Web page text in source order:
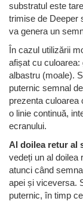
substratul este
trimise de Deeper
va genera un
În cazul utilizării
afișat cu
albastru (moale).
puternic semnal
prezenta culoarea
o linie continuă,
ecranului.
Al doilea retur al
vedeți un al doilea
atunci când
apei și viceversa.
puternic, în timp